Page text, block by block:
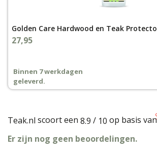
Golden Care Hardwood en Teak
27,95
Binnen 7 werkdagen
geleverd.
Teak.nl scoort een 8.9 / 10 op basis
Er zijn nog geen beoordelingen.